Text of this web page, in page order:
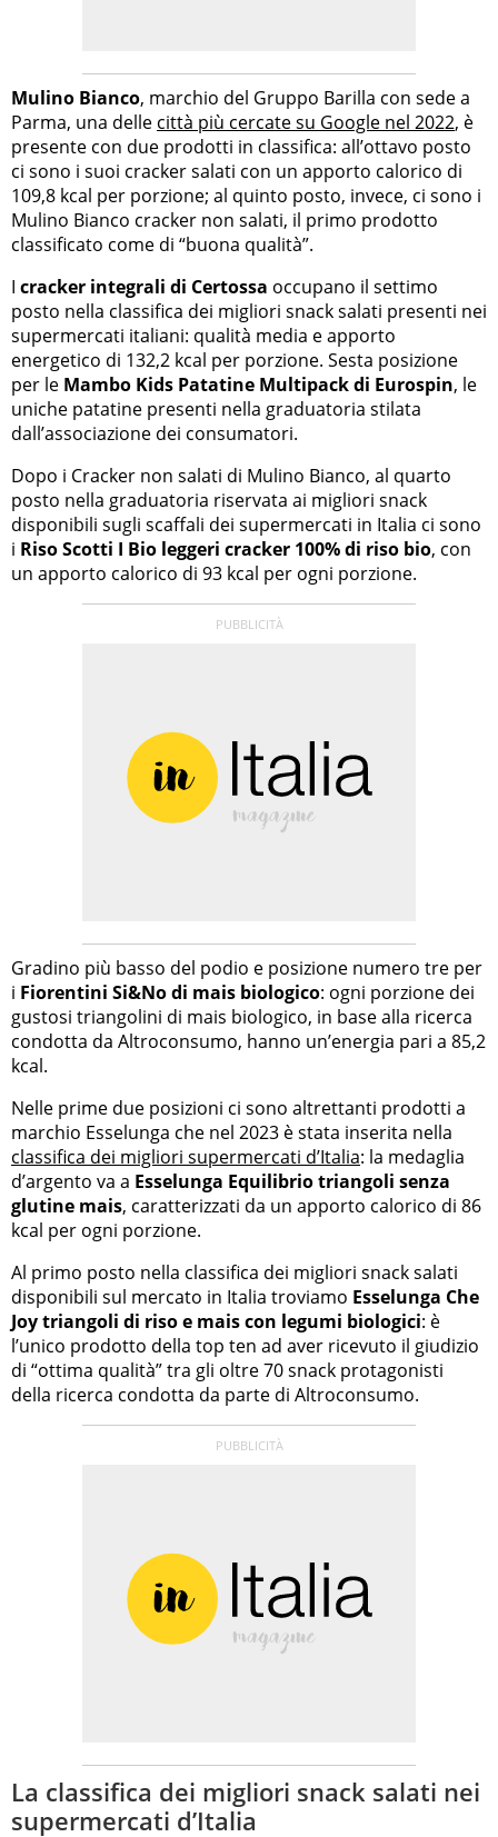
Mulino Bianco, marchio del Gruppo Barilla con sede a
Parma, una delle città più cercate su Google nel 2022, è
presente con due prodotti in classifica: all’ottavo posto
ci sono i suoi cracker salati con un apporto calorico di
109,8 kcal per porzione; al quinto posto, invece, ci sono i
Mulino Bianco cracker non salati, il primo prodotto
classificato come di “buona qualità”.
I cracker integrali di Certossa occupano il settimo
posto nella classifica dei migliori snack salati presenti nei
supermercati italiani: qualità media e apporto
energetico di 132,2 kcal per porzione. Sesta posizione
per le Mambo Kids Patatine Multipack di Eurospin, le
uniche patatine presenti nella graduatoria stilata
dall’associazione dei consumatori.
Dopo i Cracker non salati di Mulino Bianco, al quarto
posto nella graduatoria riservata ai migliori snack
disponibili sugli scaffali dei supermercati in Italia ci sono
i Riso Scotti I Bio leggeri cracker 100% di riso bio, con
un apporto calorico di 93 kcal per ogni porzione.
Gradino più basso del podio e posizione numero tre per
i Fiorentini Si&No di mais biologico: ogni porzione dei
gustosi triangolini di mais biologico, in base alla ricerca
condotta da Altroconsumo, hanno un’energia pari a 85,2
kcal.
Nelle prime due posizioni ci sono altrettanti prodotti a
marchio Esselunga che nel 2023 è stata inserita nella
classifica dei migliori supermercati d’Italia: la medaglia
d’argento va a Esselunga Equilibrio triangoli senza
glutine mais, caratterizzati da un apporto calorico di 86
kcal per ogni porzione.
Al primo posto nella classifica dei migliori snack salati
disponibili sul mercato in Italia troviamo Esselunga Che
Joy triangoli di riso e mais con legumi biologici: è
l’unico prodotto della top ten ad aver ricevuto il giudizio
di “ottima qualità” tra gli oltre 70 snack protagonisti
della ricerca condotta da parte di Altroconsumo.
La classifica dei migliori snack salati nei
supermercati d’Italia